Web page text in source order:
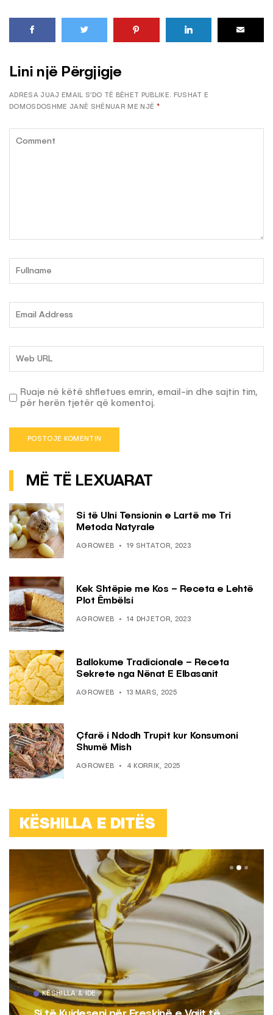
Lini një Përgjigje
ADRESA JUAJ EMAIL S’DO TË BËHET PUBLIKE. FUSHAT E
DOMOSDOSHME JANË SHËNUAR ME NJË *
Ruaje në këtë shfletues emrin, email-in dhe sajtin tim,
për herën tjetër që komentoj.
MË TË LEXUARAT
Si të Ulni Tensionin e Lartë me Tri
Metoda Natyrale
AGROWEB 19 SHTATOR, 2023
Kek Shtëpie me Kos – Receta e Lehtë
Plot Ëmbëlsi
AGROWEB 14 DHJETOR, 2023
Ballokume Tradicionale – Receta
Sekrete nga Nënat E Elbasanit
AGROWEB 13 MARS, 2025
Çfarë i Ndodh Trupit kur Konsumoni
Shumë Mish
AGROWEB 4 KORRIK, 2025
KËSHILLA E DITËS
KËSHILLA & IDE